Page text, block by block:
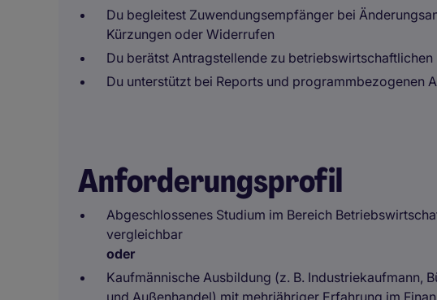
Du begleitest Zuwendungsempfänger bei
Kürzungen oder Widerrufen
Du berätst Antragstellende zu betriebswirtschaftlichen
Du unterstützt bei Reports und programmbezogenen
Anforderungsprofil
Abgeschlossenes Studium im Bereich
vergleichbar
oder
Kaufmännische Ausbildung (z. B. Industriekaufmann,
und Außenhandel) mit mehrjähriger Erfahrung im